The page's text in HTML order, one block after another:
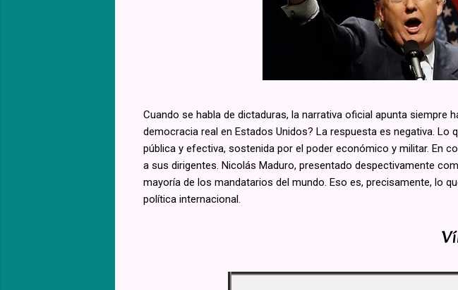
Cuando se habla de dictaduras, la narrativa oficial apunta siempre
democracia real en Estados Unidos? La respuesta es negativa.
pública y efectiva, sostenida por el poder económico y militar. En
a sus dirigentes. Nicolás Maduro, presentado despectivamente
mayoría de los mandatarios del mundo. Eso es, precisamente, lo
política internacional.